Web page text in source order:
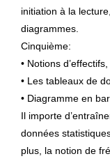
initiation à la
diagrammes.
Cinquième:
• Notions
• Les tableaux de
• Diagramme en
Il importe
données
plus, la notion de